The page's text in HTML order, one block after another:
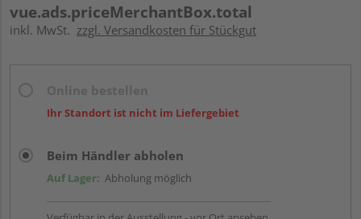
vue.ads.priceMerchantBox.total
inkl. MwSt. zzgl. Versandkosten für Stückgut
Ihr Standort ist nicht im Liefergebiet
Beim Händler abholen
Auf Lager: Abholung möglich